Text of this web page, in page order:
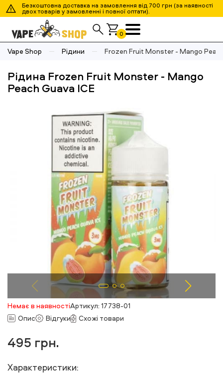
Безкоштовна доставка на замовлення від 700 грн (за наявності
двох товарів у замовленні і повної оптати).
0
Vape Shop Рідини Frozen Fruit Monster - Mango
Рідина Frozen Fruit Monster - Mango
Peach Guava ICE
Немає в наявностіАртикул: 17738-01
Опис
Відгуки Схожі товари
495 грн.
Характеристики: